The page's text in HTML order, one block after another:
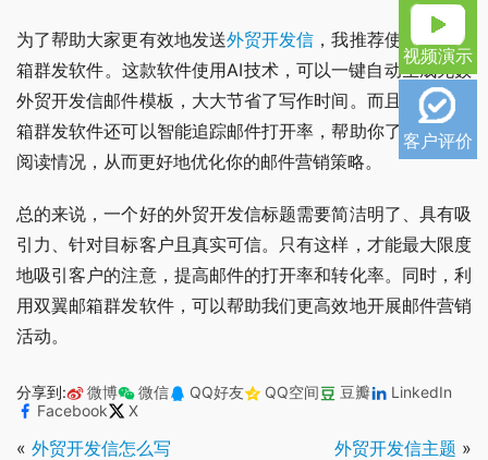
为了帮助大家更有效地发送外贸开发信 ，我推荐使用双翼邮
箱群发软件。这款软件使用AI技术，可以一键自动生成无数
外贸开发信邮件模板，大大节省了写作时间。而且，双翼邮
箱群发软件还可以智能追踪邮件打开率，帮助你了解邮件的
阅读情况，从而更好地优化你的邮件营销策略。
总的来说，一个好的外贸开发信标题需要简洁明了、具有吸
引力、针对目标客户且真实可信。只有这样，才能最大限度
地吸引客户的注意，提高邮件的打开率和转化率。同时，利
用双翼邮箱群发软件，可以帮助我们更高效地开展邮件营销
活动。
分享到: 微博 微信 QQ好友 QQ空间 豆瓣
LinkedIn
Facebook
X
« 外贸开发信怎么写 外贸开发信主题 »
视频演示
客户评价